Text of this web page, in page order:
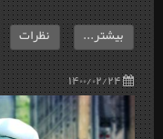
۱۴۰۰/۰۲/۲۴
بیشتر... نظرات